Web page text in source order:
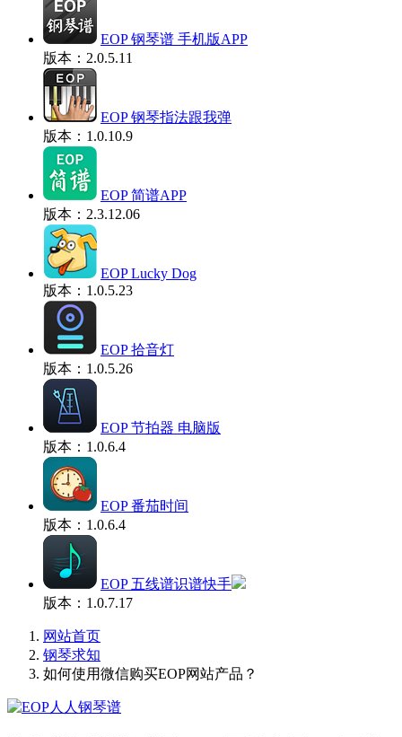
EOP 钢琴谱 手机版APP
版本：2.0.5.11
EOP 钢琴指法跟我弹
版本：1.0.10.9
EOP 简谱APP
版本：2.3.12.06
EOP Lucky Dog
版本：1.0.5.23
EOP 拾音灯
版本：1.0.5.26
EOP 节拍器 电脑版
版本：1.0.6.4
EOP 番茄时间
版本：1.0.6.4
EOP 五线谱识谱快手
版本：1.0.7.17
网站首页
钢琴求知
如何使用微信购买EOP网站产品？